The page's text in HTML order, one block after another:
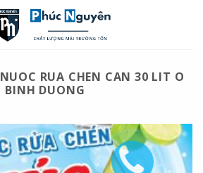
NUOC RUA CHEN CAN 30 LIT O
BINH DUONG